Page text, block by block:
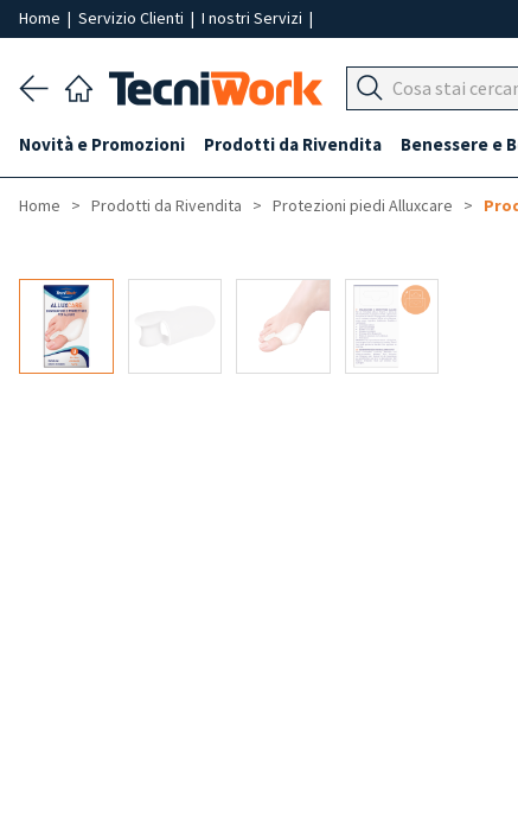
Home | Servizio Clienti | I nostri Servizi |
Novità e Promozioni Prodotti da Rivendita Benessere e
Home Prodotti da Rivendita Protezioni piedi Alluxcare
-50%